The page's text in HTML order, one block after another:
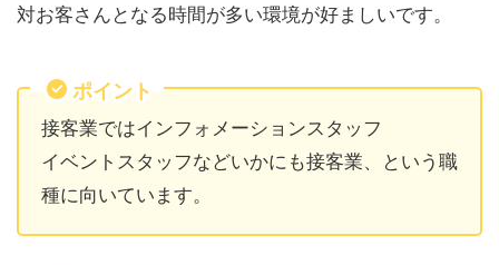
対お客さんとなる時間が多い環境が好ましいです。
ポイント
接客業ではインフォメーションスタッフ
イベントスタッフなどいかにも接客業、という職
種に向いています。